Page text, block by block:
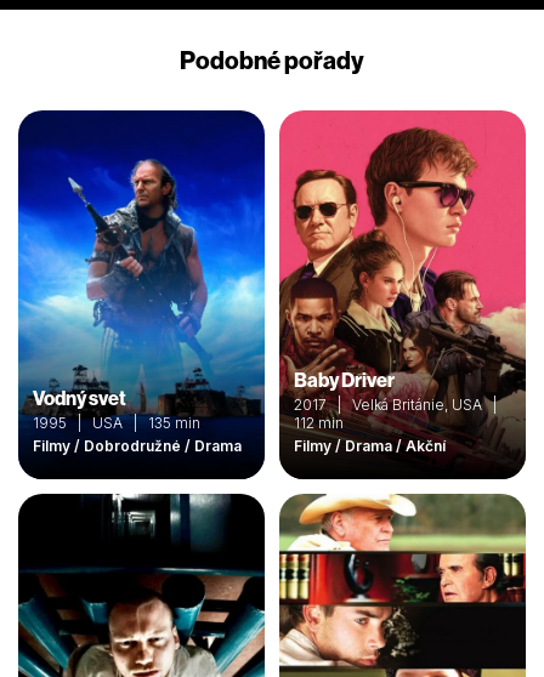
Podobné pořady
Vodný svet
1995 | USA | 135 min
Filmy / Dobrodružné / Drama
Baby Driver
2017 | Velká Británie, USA |
112 min
Filmy / Drama / Akční